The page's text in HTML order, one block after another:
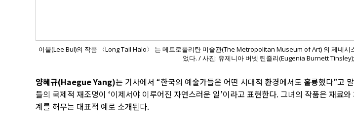
이불(Lee Bul)의 작품 〈Long Tail Halo〉 는 메트로폴리탄 미술관(The Metropolitan Museum of Art) 의 제네
었다. / 사진: 유제니아 버넷 틴즐리(Eugenia Burnett
양혜규(Haegue Yang)는 기사에서 “한국의 예술가들은 어떤 시대적 환경에서도 훌륭했다”고
들의 국제적 재조명이 ‘이제서야 이루어진 자연스러운 일’이라고 표현한다. 그녀의 작품은 재료
계를 허무는 대표적 예로 소개된다.